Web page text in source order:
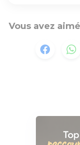
Vous avez